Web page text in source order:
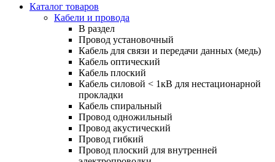
Каталог товаров
Кабели и провода
В раздел
Провод установочный
Кабель для связи и передачи данных (медь)
Кабель оптический
Кабель плоский
Кабель силовой < 1кВ для нестационарной
прокладки
Кабель спиральный
Провод одножильный
Провод акустический
Провод гибкий
Провод плоский для внутренней